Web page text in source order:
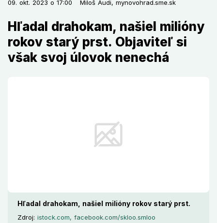
09. okt. 2023 o 17:00 Miloš Audi, mynovohrad.sme.sk
Hľadal drahokam, našiel milióny
rokov starý prst. Objaviteľ si
však svoj úlovok nenechá
Hľadal drahokam, našiel milióny rokov starý prst.
Zdroj: istock.com, facebook.com/skloo.smloo
Hľadal drahokam, našiel milióny
rokov starý prst. Objaviteľ si však
svoj úlovok nenechá
V lokalite s názvom Kostná dolina sa našiel unikátny
prst tapíra, ktorý je starý približne 3,6 miliónov rokov.